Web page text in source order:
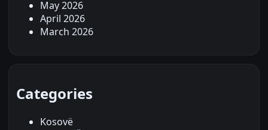
May 2026
April 2026
March 2026
Categories
Kosovë